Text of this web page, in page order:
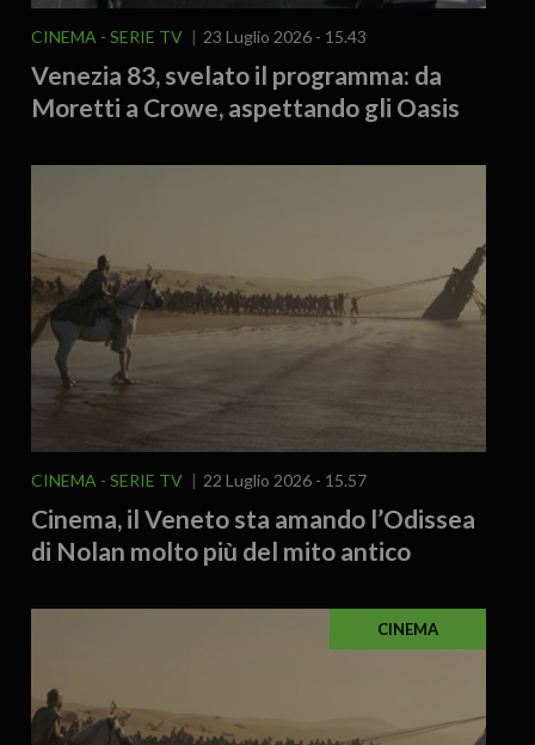
CINEMA - SERIE TV 23 Luglio 2026 - 15.43
Venezia 83, svelato il programma: da
Moretti a Crowe, aspettando gli Oasis
CINEMA - SERIE TV 22 Luglio 2026 - 15.57
Cinema, il Veneto sta amando l’Odissea
di Nolan molto più del mito antico
CINEMA